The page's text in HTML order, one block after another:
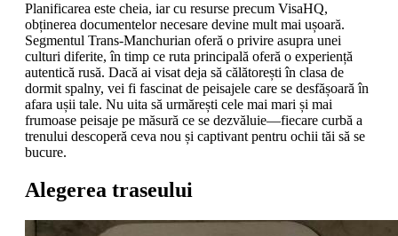
Planificarea este cheia, iar cu resurse precum VisaHQ,
obținerea documentelor necesare devine mult mai ușoară.
Segmentul Trans-Manchurian oferă o privire asupra unei
culturi diferite, în timp ce ruta principală oferă o experiență
autentică rusă. Dacă ai visat deja să călătorești în clasa de
dormit spalny, vei fi fascinat de peisajele care se desfășoară în
afara ușii tale. Nu uita să urmărești cele mai mari și mai
frumoase peisaje pe măsură ce se dezvăluie—fiecare curbă a
trenului descoperă ceva nou și captivant pentru ochii tăi să se
bucure.
Alegerea traseului